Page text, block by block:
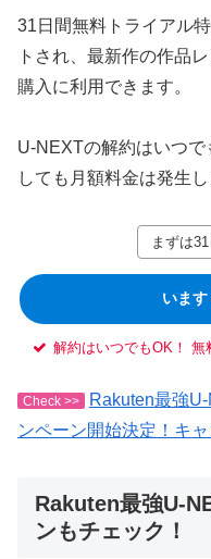
31日間無料トライアル
トされ、最新作の作品
購入に利用できます。
U-NEXTの解約はいつ
しても月額料金は発生し
まずは
いま
解約はいつでもOK！ 無
Check >>
Rakuten最強
ンペーン開始決定！キ
Rakuten最強U-
ンもチェック！